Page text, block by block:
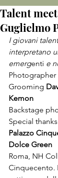
Talent
Guglielmo
I giovani
interpretano
emergenti e
Photographer
Grooming
Kemon
Backstage
Special
Palazzo
Dolce Green
Roma, NH
Cinquecento.